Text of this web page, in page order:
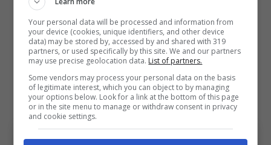
Francia e destinato a dare addio ai galletti
dopo il Mondiale: “Io ct dell’Italia? Non mi
vieto nulla. Tutti sanno che sono disponibile.
Adesso però sono concentrato sul Mondiale.
Ne riparliamo magari dopo”.
Your personal data will be processed and information from
your device (cookies, unique identifiers, and other device
data) may be stored by, accessed by and shared with 319
partners, or used specifically by this site. We and our partners
may use precise geolocation data. List of partners.
Some vendors may process your personal data on the basis
of legitimate interest, which you can object to by managing
your options below. Look for a link at the bottom of this page
or in the site menu to manage or withdraw consent in privacy
and cookie settings.